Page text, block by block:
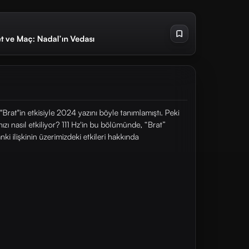
ve Maç: Nadal’ın Vedası
etkisiyle 2024 yazını böyle tanımlamıştı. Peki
nasıl etkiliyor? 111 Hz'in bu bölümünde, “Brat”
ilişkinin üzerimizdeki etkileri hakkında